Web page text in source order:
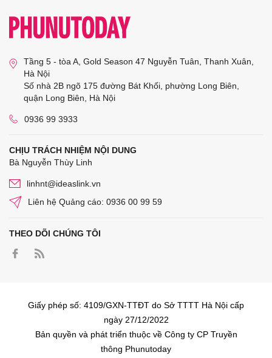
Tầng 5 - tòa A, Gold Season 47 Nguyễn Tuân, Thanh Xuân,
Hà Nội
Số nhà 2B ngõ 175 đường Bát Khối, phường Long Biên,
quận Long Biên, Hà Nội
0936 99 3933
CHỊU TRÁCH NHIỆM NỘI DUNG
Bà Nguyễn Thùy Linh
linhnt@ideaslink.vn
Liên hệ Quảng cáo: 0936 00 99 59
THEO DÕI CHÚNG TÔI
Giấy phép số: 4109/GXN-TTĐT do Sở TTTT Hà Nội cấp
ngày 27/12/2022
Bản quyền và phát triển thuộc về Công ty CP Truyền
thông Phunutoday